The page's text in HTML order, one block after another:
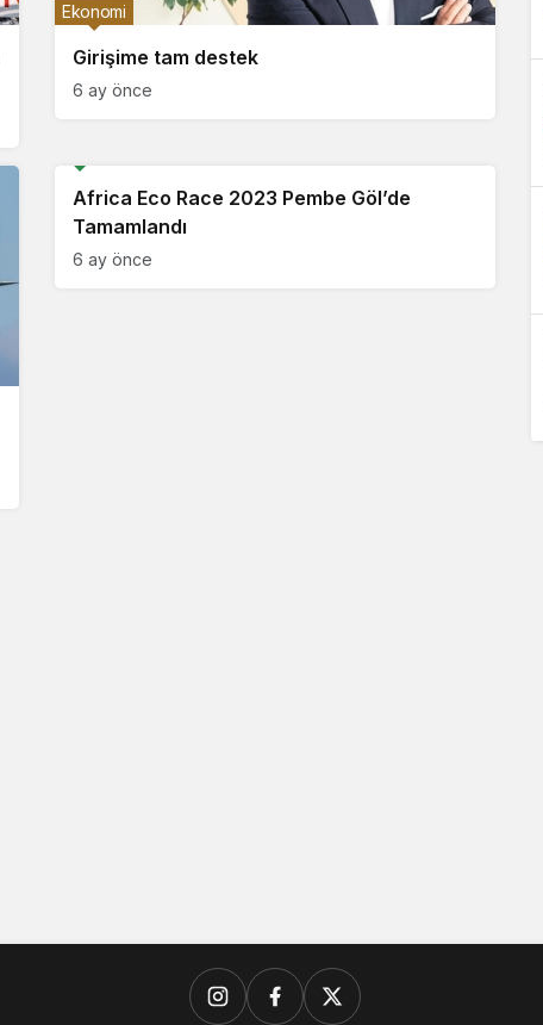
Girişime tam destek
Ekonomi
6 ay önce
Africa Eco Race 2023 Pembe Göl’de
Tamamlandı
6 ay önce